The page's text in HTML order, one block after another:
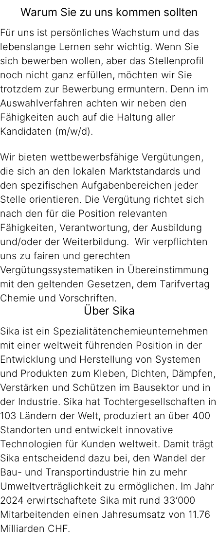
Warum Sie zu uns kommen sollten
Für uns ist persönliches Wachstum und das
lebenslange Lernen sehr wichtig. Wenn Sie
sich bewerben wollen, aber das Stellenprofil
noch nicht ganz erfüllen, möchten wir Sie
trotzdem zur Bewerbung ermuntern. Denn im
Auswahlverfahren achten wir neben den
Fähigkeiten auch auf die Haltung aller
Kandidaten (m/w/d).
Wir bieten wettbewerbsfähige Vergütungen,
die sich an den lokalen Marktstandards und
den spezifischen Aufgabenbereichen jeder
Stelle orientieren. Die Vergütung richtet sich
nach den für die Position relevanten
Fähigkeiten, Verantwortung, der Ausbildung
und/oder der Weiterbildung. Wir verpflichten
uns zu fairen und gerechten
Vergütungssystematiken in Übereinstimmung
mit den geltenden Gesetzen, dem Tarifvertag
Chemie und Vorschriften.
Über Sika
Sika ist ein Spezialitätenchemieunternehmen
mit einer weltweit führenden Position in der
Entwicklung und Herstellung von Systemen
und Produkten zum Kleben, Dichten, Dämpfen,
Verstärken und Schützen im Bausektor und in
der Industrie. Sika hat Tochtergesellschaften in
103 Ländern der Welt, produziert an über 400
Standorten und entwickelt innovative
Technologien für Kunden weltweit. Damit trägt
Sika entscheidend dazu bei, den Wandel der
Bau- und Transportindustrie hin zu mehr
Umweltverträglichkeit zu ermöglichen. Im Jahr
2024 erwirtschaftete Sika mit rund 33‘000
Mitarbeitenden einen Jahresumsatz von 11.76
Milliarden CHF.